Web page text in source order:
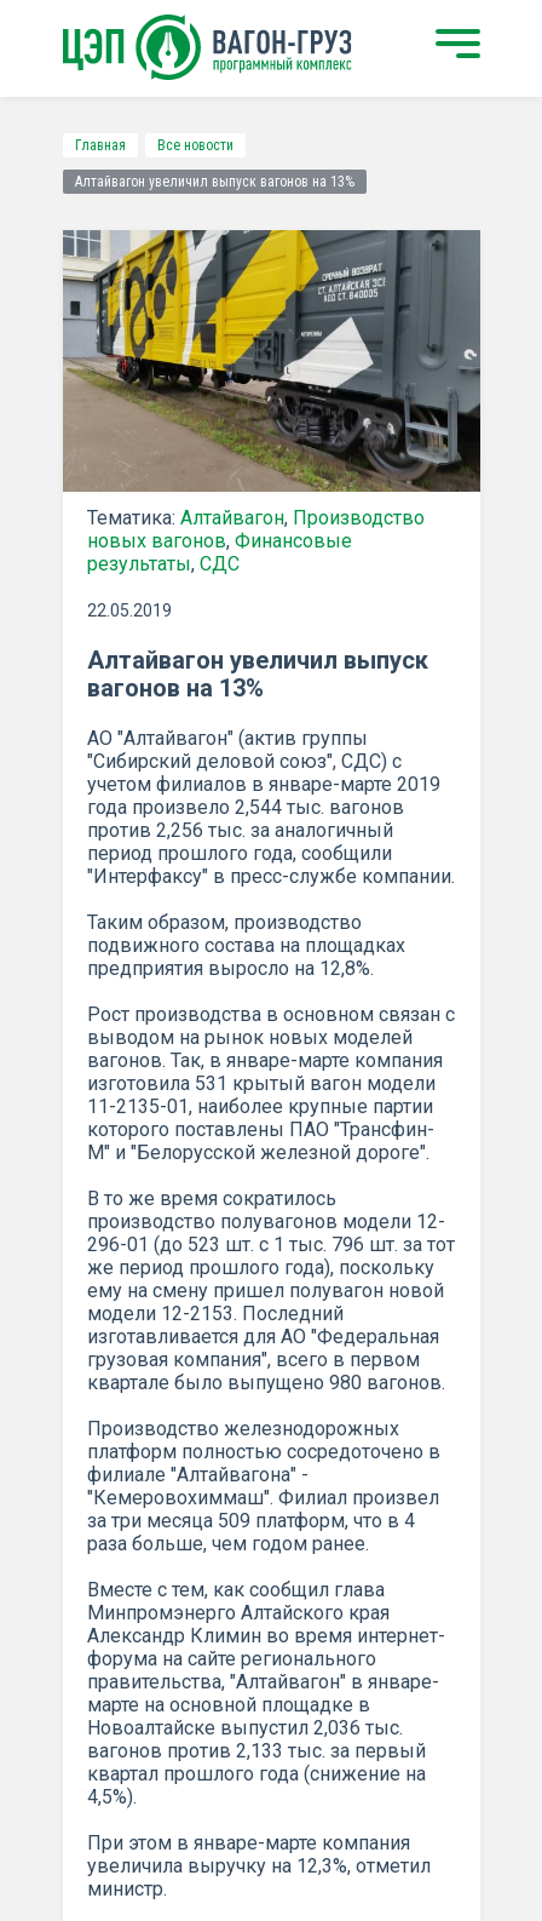
Главная Все новости
Алтайвагон увеличил выпуск вагонов на 13%
Тематика: Алтайвагон, Производство
новых вагонов, Финансовые
результаты, СДС
22.05.2019
Алтайвагон увеличил выпуск
вагонов на 13%
АО "Алтайвагон" (актив группы
"Сибирский деловой союз", СДС) с
учетом филиалов в январе-марте 2019
года произвело 2,544 тыс. вагонов
против 2,256 тыс. за аналогичный
период прошлого года, сообщили
"Интерфаксу" в пресс-службе компании.
Таким образом, производство
подвижного состава на площадках
предприятия выросло на 12,8%.
Рост производства в основном связан с
выводом на рынок новых моделей
вагонов. Так, в январе-марте компания
изготовила 531 крытый вагон модели
11-2135-01, наиболее крупные партии
которого поставлены ПАО "Трансфин-
М" и "Белорусской железной дороге".
В то же время сократилось
производство полувагонов модели 12-
296-01 (до 523 шт. с 1 тыс. 796 шт. за тот
же период прошлого года), поскольку
ему на смену пришел полувагон новой
модели 12-2153. Последний
изготавливается для АО "Федеральная
грузовая компания", всего в первом
квартале было выпущено 980 вагонов.
Производство железнодорожных
платформ полностью сосредоточено в
филиале "Алтайвагона" -
"Кемеровохиммаш". Филиал произвел
за три месяца 509 платформ, что в 4
раза больше, чем годом ранее.
Вместе с тем, как сообщил глава
Минпромэнерго Алтайского края
Александр Климин во время интернет-
форума на сайте регионального
правительства, "Алтайвагон" в январе-
марте на основной площадке в
Новоалтайске выпустил 2,036 тыс.
вагонов против 2,133 тыс. за первый
квартал прошлого года (снижение на
4,5%).
При этом в январе-марте компания
увеличила выручку на 12,3%, отметил
министр.